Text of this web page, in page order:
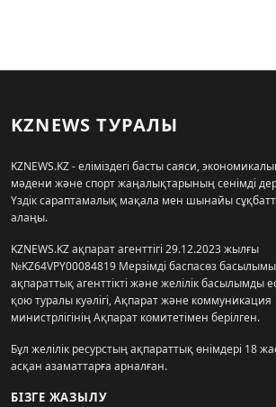
KZNEWS ТУРАЛЫ
KZNEWS.KZ - еліміздегі басты саяси,
мәдени және спорт жаңалықтарының сенімді
Үздік сараптамалық мақала мен шынайы
алаңы.
KZNEWS.KZ ақпарат агенттігі 29.12.2023 жылғы
№KZ64VPY00084819 Мерзімді баспасөз
ақпараттық агенттікті және желілік басылымды
қою туралы куәлігі, Ақпарат және коммуникация
министрлігінің Ақпарат комитетімен берілген.
Бұл желілік ресурстың ақпараттық өнімдері 18
асқан азаматтарға арналған.
БІЗГЕ ЖАЗЫЛУ